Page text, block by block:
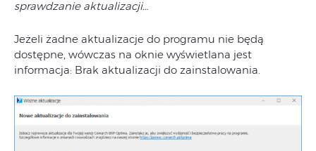
sprawdzanie aktualizacji…
Jeżeli żadne aktualizacje do programu nie będą
dostępne, wówczas na oknie wyświetlana jest
informacja: Brak aktualizacji do zainstalowania.